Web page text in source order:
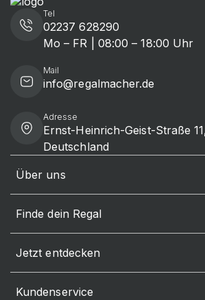
Tel
02237 628290
Mo – FR | 08:00 – 18:00 Uhr
Mail
info@regalmacher.de
Adresse
Ernst-Heinrich-Geist-Straße
Deutschland
Über uns
Finde dein Regal
Jetzt entdecken
Kundenservice